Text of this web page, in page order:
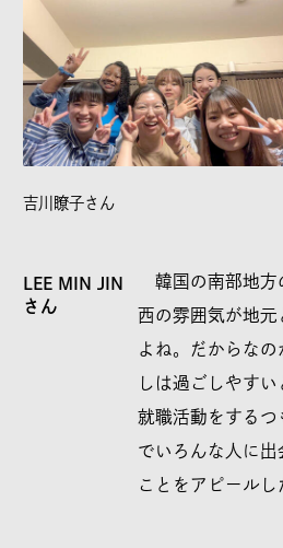
吉川瞭子さん
LEE MIN JIN
さん
韓国の南部地方
西の雰囲気が地
よね。だからな
しは過ごしやす
就職活動をするつ
でいろんな人に出
ことをアピールし